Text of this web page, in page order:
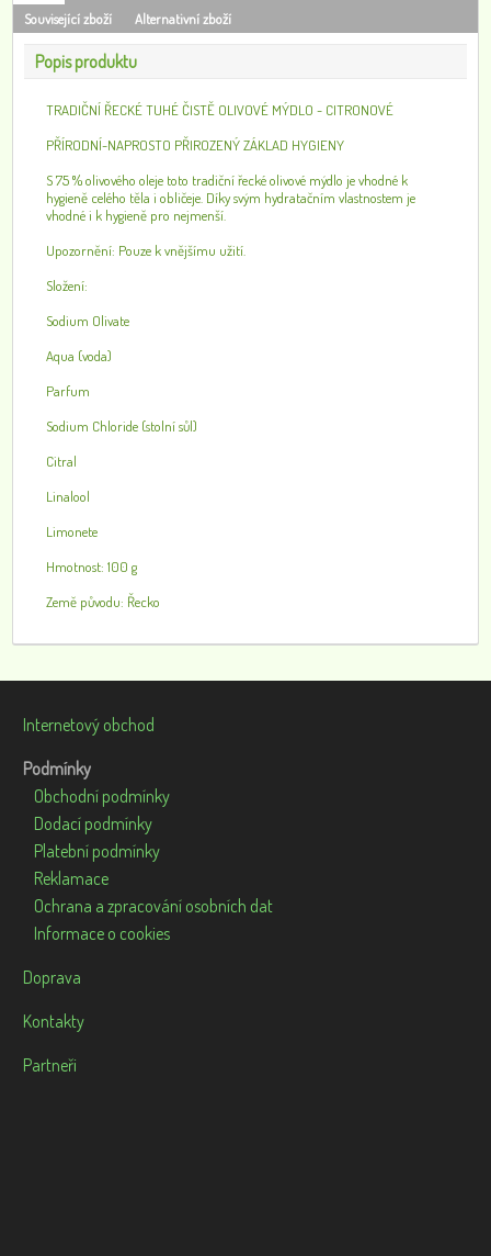
Související zboží
Alternativní zboží
Popis produktu
TRADIČNÍ ŘECKÉ TUHÉ ČISTĚ OLIVOVÉ MÝDLO - CITRONOVÉ
PŘÍRODNÍ-NAPROSTO PŘIROZENÝ ZÁKLAD HYGIENY
S 75 % olivového oleje toto tradiční řecké olivové mýdlo je vhodné k
hygieně celého těla i obličeje. Díky svým hydratačním vlastnostem je
vhodné i k hygieně pro nejmenší.
Upozornění: Pouze k vnějšímu užití.
Složení:
Sodium Olivate
Aqua (voda)
Parfum
Sodium Chloride (stolní sůl)
Citral
Linalool
Limonete
Hmotnost: 100 g
Země původu: Řecko
Internetový obchod
Podmínky
Obchodní podmínky
Dodací podmínky
Platební podmínky
Reklamace
Ochrana a zpracování osobních dat
Informace o cookies
Doprava
Kontakty
Partneři